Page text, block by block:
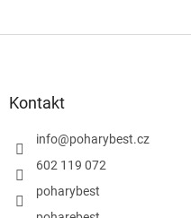
Kontakt
info@poharybest.cz
602 119 072
poharybest